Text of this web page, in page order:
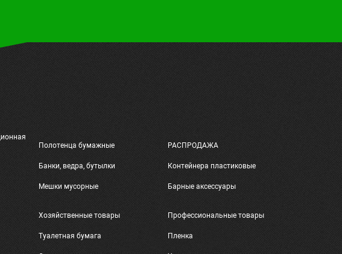
Полотенца бумажные РАСПРОДАЖА
Банки, ведра, бутылки Контейнера пластиковые
Мешки мусорные Барные аксессуары
Хозяйственные товары Профессиональные товары
Туалетная бумага Пленка